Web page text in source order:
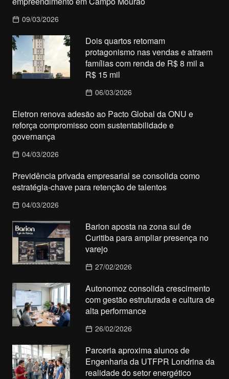
09/03/2026
Dois quartos retomam
protagonismo nas vendas e atraem
famílias com renda de R$ 8 mil a
R$ 15 mil
06/03/2026
Eletron renova adesão ao Pacto Global da ONU e
reforça compromisso com sustentabilidade e
governança
04/03/2026
Previdência privada empresarial se consolida como
estratégia-chave para retenção de talentos
04/03/2026
Barion aposta na zona sul de
Curitiba para ampliar presença no
varejo
27/02/2026
Autonomoz consolida crescimento
com gestão estruturada e cultura de
alta performance
26/02/2026
Parceria aproxima alunos de
Engenharia da UTFPR Londrina da
realidade do setor energético